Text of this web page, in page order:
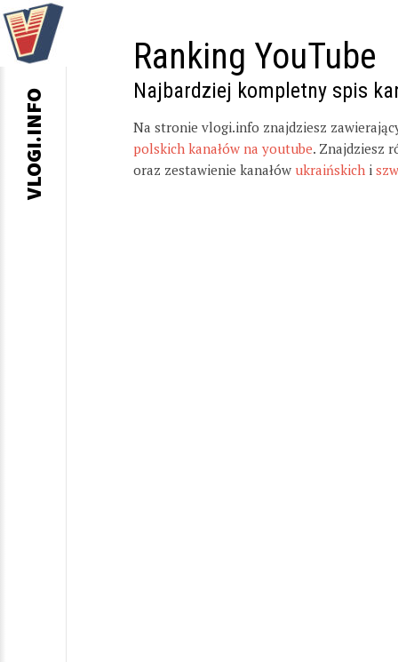
Ranking YouTube
Najbardziej kompletny spis
Na stronie vlogi.info znajdziesz
polskich kanałów na youtube. Znajdziesz
oraz zestawienie kanałów ukraińskich i
VLOGI.INFO